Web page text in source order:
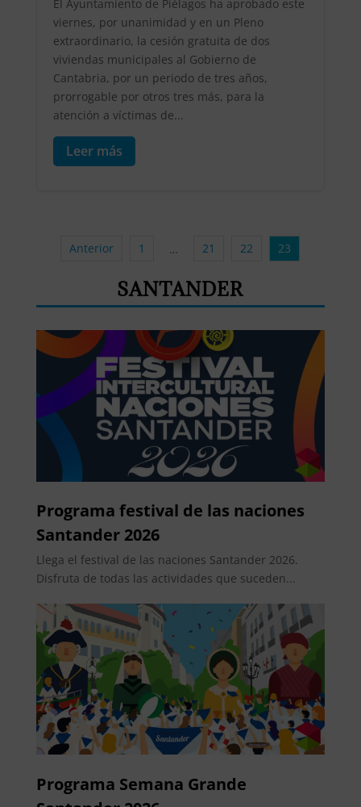
El Ayuntamiento de Piélagos ha aprobado este
viernes, por unanimidad y en un Pleno
extraordinario, la cesión gratuita de dos
viviendas municipales al Gobierno de
Cantabria, por un periodo de tres años,
prorrogable por otros tres más, para la
atención a víctimas de...
Leer más
Anterior 1 … 21 22 23
SANTANDER
Programa festival de las naciones
Santander 2026
Llega el festival de las naciones Santander 2026.
Disfruta de todas las actividades que suceden...
Programa Semana Grande